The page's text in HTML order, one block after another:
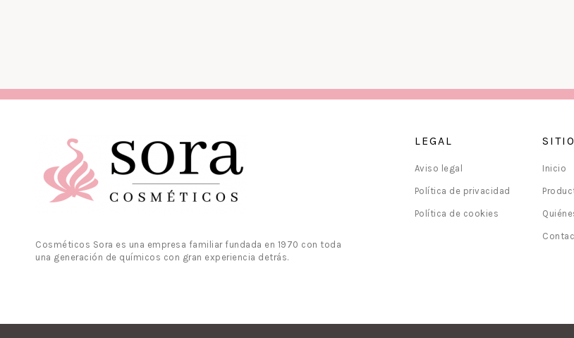
Cosméticos Sora es una empresa familiar fundada en 1970 con toda
una generación de químicos con gran experiencia detrás.
LEGAL
Aviso legal
Política de privacidad
Política de cookies
SITIO
Inicio